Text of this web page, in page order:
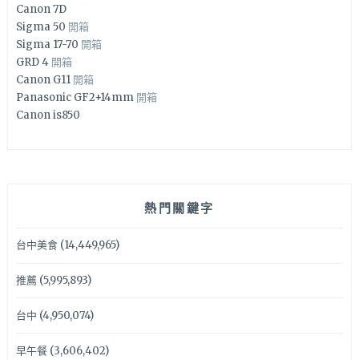
Canon 7D
Sigma 50 開箱
Sigma 17-70 開箱
GRD 4 開箱
Canon G11 開箱
Panasonic GF2+14mm 開箱
Canon is850
熱門關鍵字
台中美食(14,449,965)
推薦(5,995,893)
台中 (4,950,074)
早午餐(3,606,402)